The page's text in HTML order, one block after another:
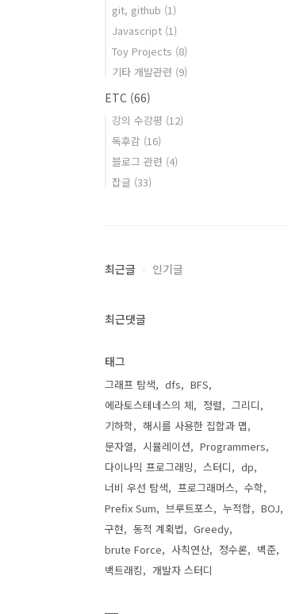
git, github (1)
Javascript (1)
Toy Projects (8)
기타 개발관련 (9)
ETC (66)
강의 수강평 (12)
독후감 (16)
블로그 관련 (4)
잡글 (33)
최근글 인기글
최근댓글
태그
그래프 탐색 dfs
BFS
에라토스테네스의 체
정렬
그리디
기하학
해시를 사용한 집합과 맵
문자열
시뮬레이션
Programmers
다이나믹 프로그래밍
스터디
dp
너비 우선 탐색
프로그래머스
수학
Prefix Sum
브루트포스 누적합
BOJ
구현
동적 계획법
Greedy
brute Force
사칙연산 정수론
백준
백트래킹
개발자 스터디